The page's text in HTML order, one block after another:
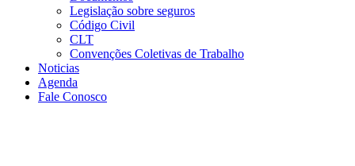
Legislação sobre seguros
Código Civil
CLT
Convenções Coletivas de Trabalho
Noticias
Agenda
Fale Conosco